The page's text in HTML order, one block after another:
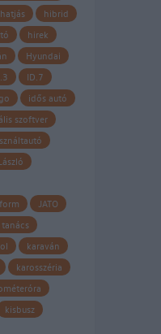
hibrid
hirek
Hyundai
ID.7
idős autó
szoftver
JATO
karaván
karosszéria
kisbusz